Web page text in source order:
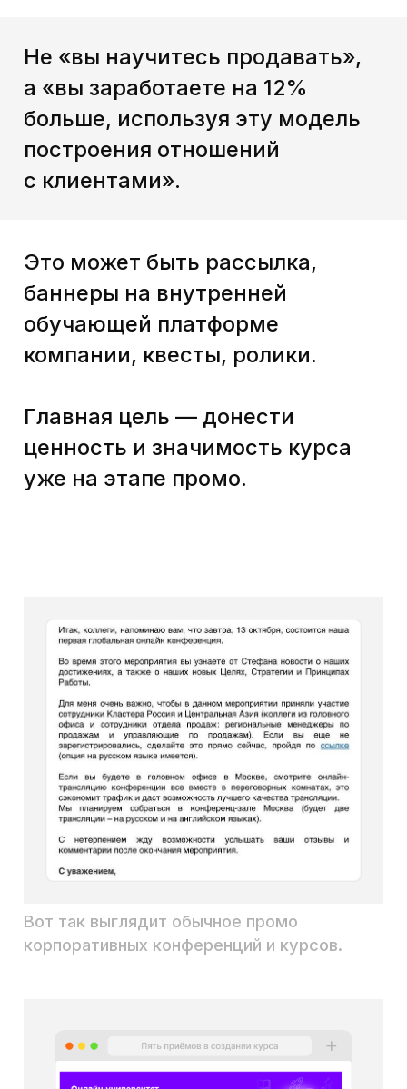
Прием № 2
Подключаем
сторителлинг
который сам проходит курс.
Никита — это персонаж,
абсолютно понятный
аудитории, потому что это
Ростелекома, как и они. Кроме
Никиты в курсе есть
супервайзер Семён Андреич —
тоже знакомая аудитории роль.
Вот так выглядели посты Никиты внутри
курса.